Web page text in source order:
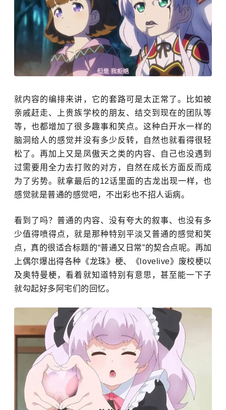
就内容的编排来讲，它的套路可是太正常了。比如被
亲戚赶走、上贵族学校的朋友、结交到现在的团队等
等，也都增加了很多趣事和笑点。这种白开水一样的
脑洞给人的感觉并没有多少反转，自然也就看得很轻
松了。再加上又是凤傲天之类的内容、自己也没遇到
过需要用全力去打败的对方，自然在成长方面反而成
为了劣势。就拿最后的12话里面的古龙出现一样，也
感觉就是普通的感觉吧，不出彩也不招人诟病。
看到了吗？普通的内容、没有夸大的叙事、也没有多
少值得喷得点，就是那种特别平淡又普通的感觉和笑
点，真的很适合标题的“普通又日常”的契合点呢。再加
上偶尔爆出得各种《龙珠》梗、《lovelive》废校梗以
及奥特曼梗，看着就知道特别有意思，甚至能一下子
就勾起好多阿宅们的回忆。